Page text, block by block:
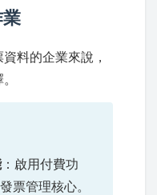
料的企業來說，
：啟用付費功
票管理核心。